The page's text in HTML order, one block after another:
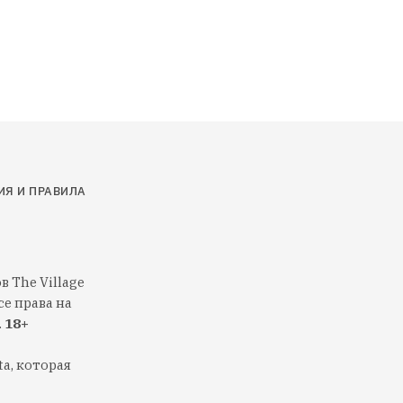
И ПРАВИЛА
The Village
права на
18+
которая